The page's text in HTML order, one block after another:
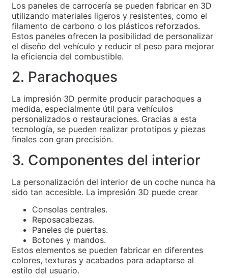
Los paneles de carrocería se pueden fabricar en 3D
utilizando materiales ligeros y resistentes, como el
filamento de carbono o los plásticos reforzados.
Estos paneles ofrecen la posibilidad de personalizar
el diseño del vehículo y reducir el peso para mejorar
la eficiencia del combustible.
2. Parachoques
La impresión 3D permite producir parachoques a
medida, especialmente útil para vehículos
personalizados o restauraciones. Gracias a esta
tecnología, se pueden realizar prototipos y piezas
finales con gran precisión.
3. Componentes del interior
La personalización del interior de un coche nunca ha
sido tan accesible. La impresión 3D puede crear
Consolas centrales.
Reposacabezas.
Paneles de puertas.
Botones y mandos.
Estos elementos se pueden fabricar en diferentes
colores, texturas y acabados para adaptarse al
estilo del usuario.